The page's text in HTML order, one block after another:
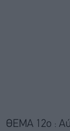
ΘΕΜΑ 12ο :